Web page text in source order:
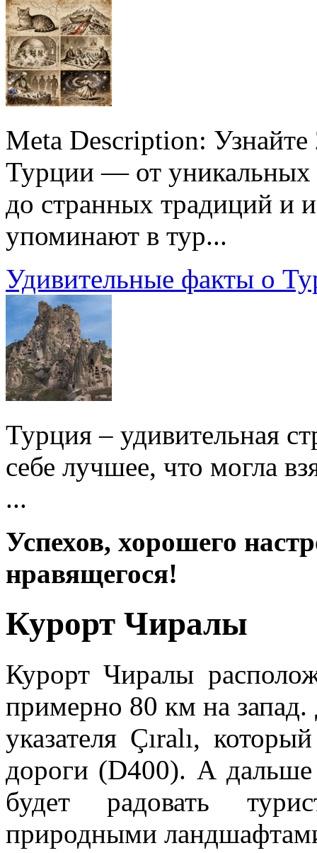
Meta Description:
Турции — от уникальных
до странных традиций и
упоминают в тур...
Удивительные факты о
Турция – удивительная
себе лучшее, что могла
...
Успехов, хорошего
нравящегося!
Курорт Чиралы
Курорт Чиралы
примерно 80 км на
указателя Çıralı,
дороги (D400). А
будет радовать
природными